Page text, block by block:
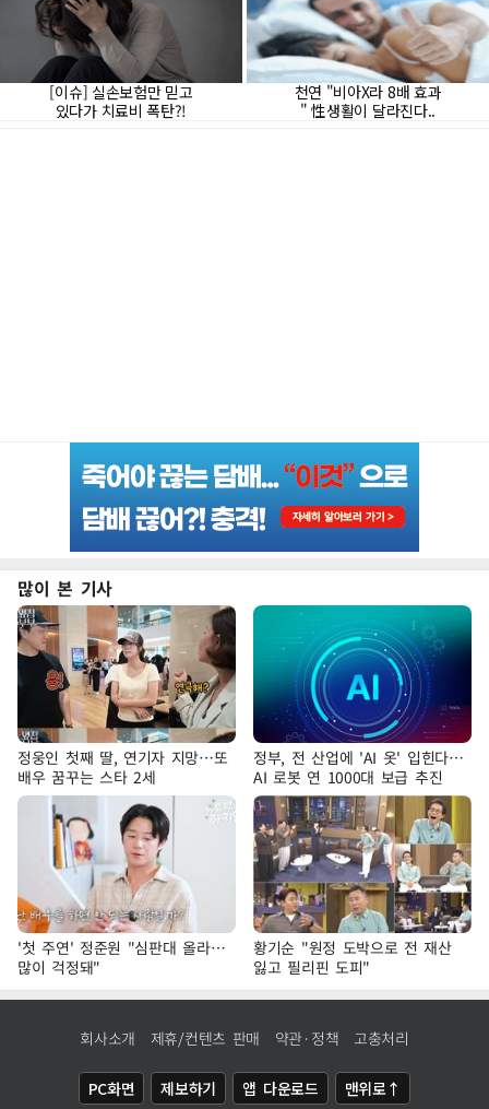
많이 본 기사
정웅인 첫째 딸, 연기자 지망…또
배우 꿈꾸는 스타 2세
정부, 전 산업에 'AI 옷' 입힌다…
AI 로봇 연 1000대 보급 추진
'첫 주연' 정준원 "심판대 올라…
많이 걱정돼"
황기순 "원정 도박으로 전 재산
잃고 필리핀 도피"
회사소개 제휴/컨텐츠 판매 약관·정책 고충처리
PC화면 제보하기 앱 다운로드 맨위로↑